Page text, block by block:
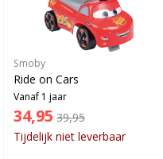
Smoby
Ride on Cars
Vanaf 1 jaar
34,95 39,95
Tijdelijk niet leverbaar